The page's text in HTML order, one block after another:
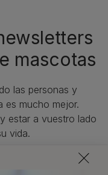
mascotas​
las personas y
es mucho mejor.
estar a vuestro lado
vida.​